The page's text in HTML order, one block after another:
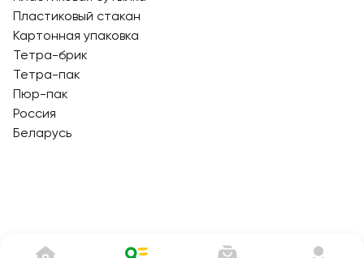
Пластиковый стакан
Картонная упаковка
Тетра-брик
Тетра-пак
Пюр-пак
Россия
Беларусь